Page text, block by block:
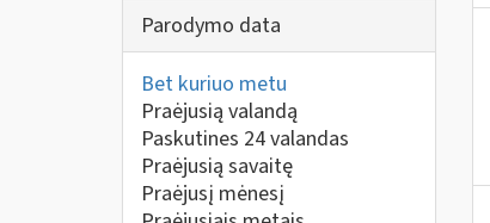
Parodymo data
Bet kuriuo metu
Praėjusią valandą
Paskutines 24 valandas
Praėjusią savaitę
Praėjusį mėnesį